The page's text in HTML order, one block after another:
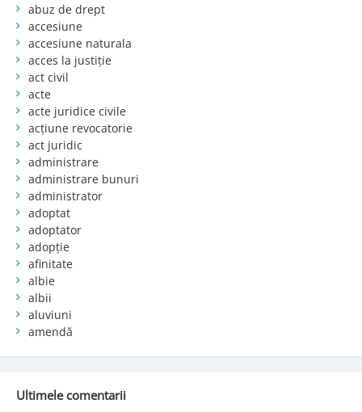
abuz de drept
accesiune
accesiune naturala
acces la justiție
act civil
acte
acte juridice civile
acțiune revocatorie
act juridic
administrare
administrare bunuri
administrator
adoptat
adoptator
adopție
afinitate
albie
albii
aluviuni
amendă
Ultimele comentarii